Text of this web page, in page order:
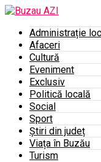
Administrație
Afaceri
Cultură
Eveniment
Exclusiv
Politică locală
Social
Sport
Știri din județ
Viața în Buzău
Turism